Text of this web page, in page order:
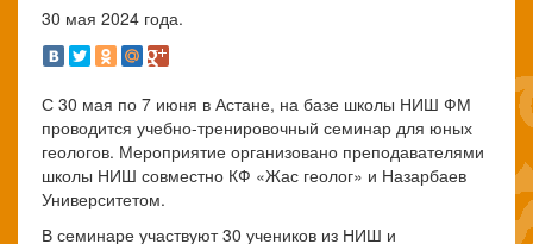
30 мая 2024 года.
С 30 мая по 7 июня в Астане, на базе школы НИШ ФМ
проводится учебно-тренировочный семинар для юных
геологов. Мероприятие организовано преподавателями
школы НИШ совместно КФ «Жас геолог» и Назарбаев
Университетом.
В семинаре участвуют 30 учеников из НИШ и